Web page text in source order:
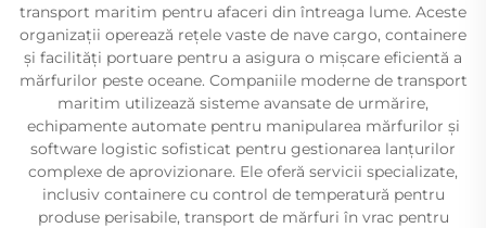
transport maritim pentru afaceri din întreaga lume. Aceste
organizații operează rețele vaste de nave cargo, containere
și facilități portuare pentru a asigura o mișcare eficientă a
mărfurilor peste oceane. Companiile moderne de transport
maritim utilizează sisteme avansate de urmărire,
echipamente automate pentru manipularea mărfurilor și
software logistic sofisticat pentru gestionarea lanțurilor
complexe de aprovizionare. Ele oferă servicii specializate,
inclusiv containere cu control de temperatură pentru
produse perisabile, transport de mărfuri în vrac pentru